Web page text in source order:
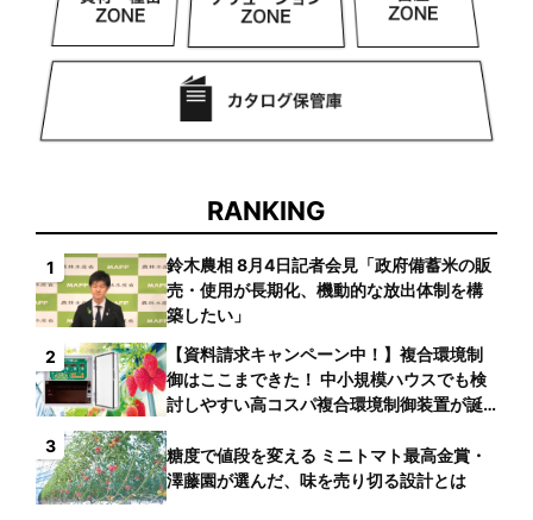
RANKING
1
鈴木農相 8月4日記者会見「政府備蓄米の販
売・使用が長期化、機動的な放出体制を構
築したい」
2
【資料請求キャンペーン中！】複合環境制
御はここまできた！ 中小規模ハウスでも検
討しやすい高コスパ複合環境制御装置が誕
3
糖度で値段を変える ミニトマト最高金賞・
澤藤園が選んだ、味を売り切る設計とは